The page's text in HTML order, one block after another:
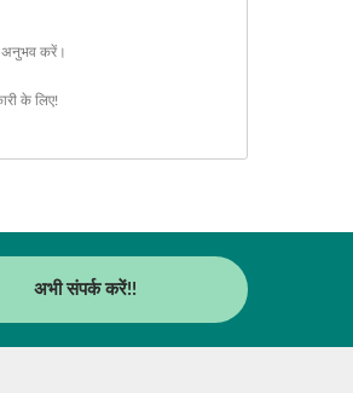
अनुभव करें।
के लिए!
अभी संपर्क करें!!